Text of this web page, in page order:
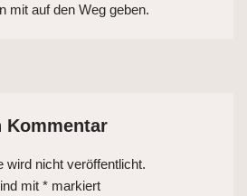
mit auf den Weg geben.
Kommentar
wird nicht veröffentlicht.
mit * markiert